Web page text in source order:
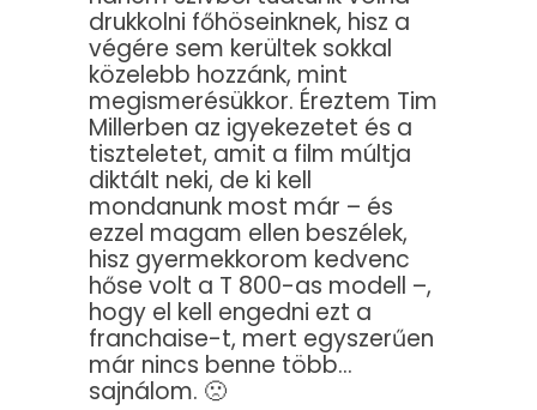
drukkolni főhöseinknek, hisz a
végére sem kerültek sokkal
közelebb hozzánk, mint
megismerésükkor. Éreztem Tim
Millerben az igyekezetet és a
tiszteletet, amit a film múltja
diktált neki, de ki kell
mondanunk most már – és
ezzel magam ellen beszélek,
hisz gyermekkorom kedvenc
hőse volt a T 800-as modell –,
hogy el kell engedni ezt a
franchaise-t, mert egyszerűen
már nincs benne több…
sajnálom. 🙁